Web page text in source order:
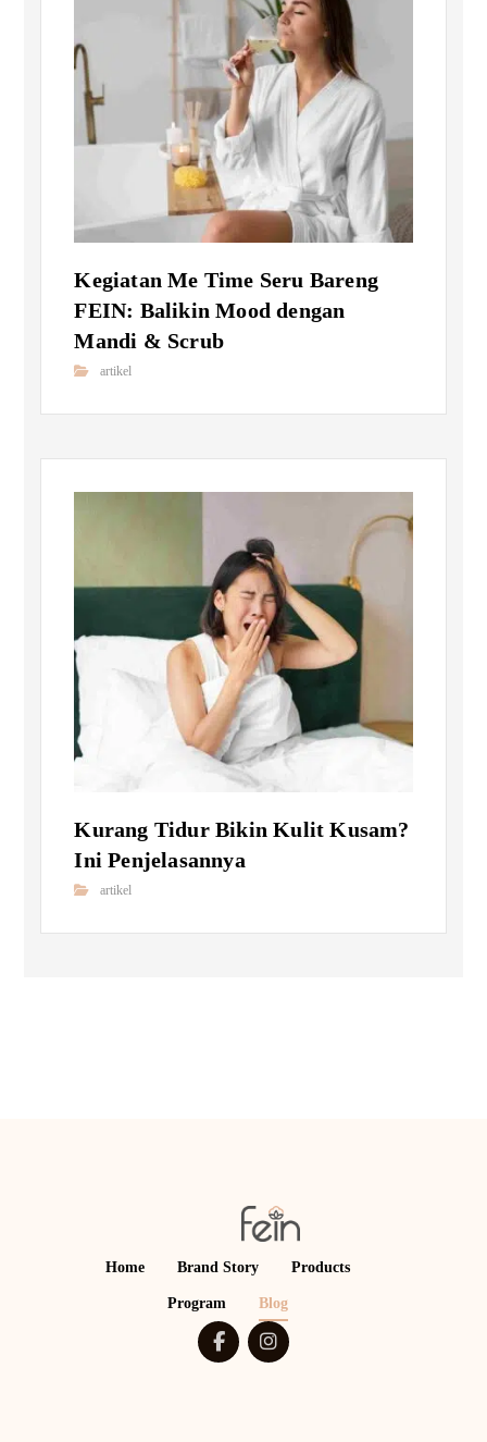
Kegiatan Me Time Seru Bareng
FEIN: Balikin Mood dengan
Mandi & Scrub
artikel
Kurang Tidur Bikin Kulit Kusam?
Ini Penjelasannya
artikel
Home Brand Story Products
Program Blog